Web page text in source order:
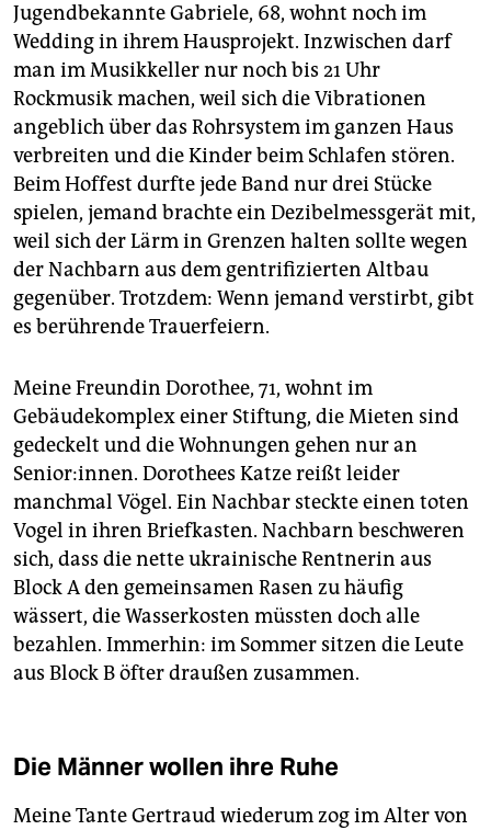
Jugendbekannte Gabriele, 68, wohnt noch im
Wedding in ihrem Hausprojekt. Inzwischen darf
man im Musikkeller nur noch bis 21 Uhr
Rockmusik machen, weil sich die Vibrationen
angeblich über das Rohrsystem im ganzen Haus
verbreiten und die Kinder beim Schlafen stören.
Beim Hoffest durfte jede Band nur drei Stücke
spielen, jemand brachte ein Dezibelmessgerät mit,
weil sich der Lärm in Grenzen halten sollte wegen
der Nachbarn aus dem gentrifizierten Altbau
gegenüber. Trotzdem: Wenn jemand verstirbt, gibt
es berührende Trauerfeiern.
Meine Freundin Dorothee, 71, wohnt im
Gebäudekomplex einer Stiftung, die Mieten sind
gedeckelt und die Wohnungen gehen nur an
Senior:innen. Dorothees Katze reißt leider
manchmal Vögel. Ein Nachbar steckte einen toten
Vogel in ihren Briefkasten. Nachbarn beschweren
sich, dass die nette ukrainische Rentnerin aus
Block A den gemeinsamen Rasen zu häufig
wässert, die Wasserkosten müssten doch alle
bezahlen. Immerhin: im Sommer sitzen die Leute
aus Block B öfter draußen zusammen.
Die Männer wollen ihre Ruhe
Meine Tante Gertraud wiederum zog im Alter von